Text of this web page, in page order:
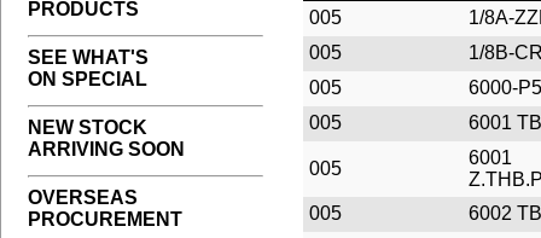
PRODUCTS
SEE WHAT'S
ON SPECIAL
NEW STOCK
ARRIVING SOON
OVERSEAS
PROCUREMENT
005
1/8A-
005
1/8B-
005
6000-P5
005
6001 TB
005
6001
005
6002